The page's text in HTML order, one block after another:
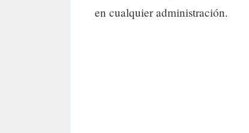
en cualquier administración.